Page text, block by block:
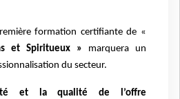
formation certifiante de «
et Spiritueux » marquera un
du secteur.
et la qualité de l’offre